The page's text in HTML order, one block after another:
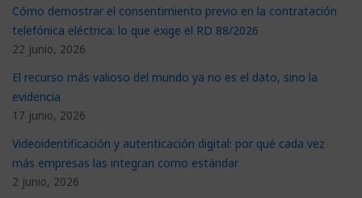
Cómo demostrar el consentimiento previo en la contratación
telefónica eléctrica: lo que exige el RD 88/2026
22 junio, 2026
El recurso más valioso del mundo ya no es el dato, sino la
evidencia
17 junio, 2026
Videoidentificación y autenticación digital: por qué cada vez
más empresas las integran como estándar
2 junio, 2026